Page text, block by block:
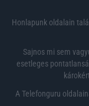
Honlapunk oldalain
Sajnos mi sem
esetleges
A Telefonguru